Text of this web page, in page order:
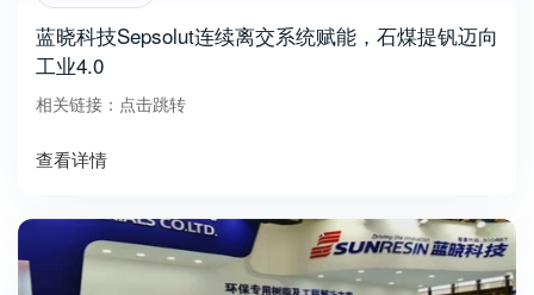
蓝晓科技Sepsolut连续离交系统赋能，石煤提钒迈向
工业4.0
相关链接：点击跳转
查看详情